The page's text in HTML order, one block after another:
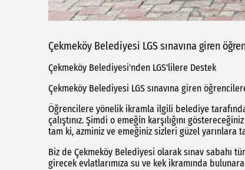
Çekmeköy Belediyesi LGS sınavına giren
Çekmeköy Belediyesi'nden LGS'lilere Destek
Çekmeköy Belediyesi LGS sınavına giren
Öğrencilere yönelik ikramla ilgili belediye
çalıştınız. Şimdi o emeğin karşılığını
tam ki, azminiz ve emeğiniz sizleri güzel yarınlara
Biz de Çekmeköy Belediyesi olarak sınav sabahı
girecek evlatlarımıza su ve kek ikramında